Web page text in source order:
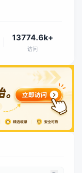
13774.6k+
访问